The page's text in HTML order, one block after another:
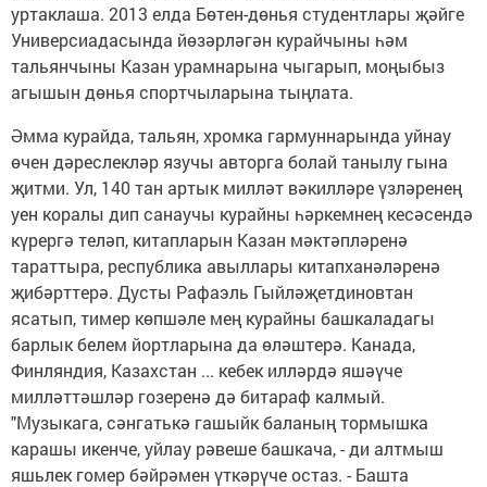
уртаклаша. 2013 елда Бөтен-дөнья студентлары җәйге
Универсиадасында йөзәрләгән курайчыны һәм
тальянчыны Казан урамнарына чыгарып, моңыбыз
агышын дөнья спортчыларына тыңлата.
Әмма курайда, тальян, хромка гармуннарында уйнау
өчен дәреслекләр язучы авторга болай танылу гына
җитми. Ул, 140 тан артык милләт вәкилләре үзләренең
уен коралы дип санаучы курайны һәркемнең кесәсендә
күрергә теләп, китапларын Казан мәктәпләренә
тараттыра, республика авыллары китапханәләренә
җибәрттерә. Дусты Рафаэль Гыйләҗетдиновтан
ясатып, тимер көпшәле мең курайны башкаладагы
барлык белем йортларына да өләштерә. Канада,
Финляндия, Казахстан ... кебек илләрдә яшәүче
милләттәшләр гозеренә дә битараф калмый.
"Музыкага, сәнгатькә гашыйк баланың тормышка
карашы икенче, уйлау рәвеше башкача, - ди алтмыш
яшьлек гомер бәйрәмен үткәрүче остаз. - Башта